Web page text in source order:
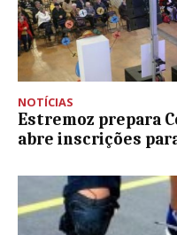
NOTÍCIAS
Estremoz prepara
abre inscrições